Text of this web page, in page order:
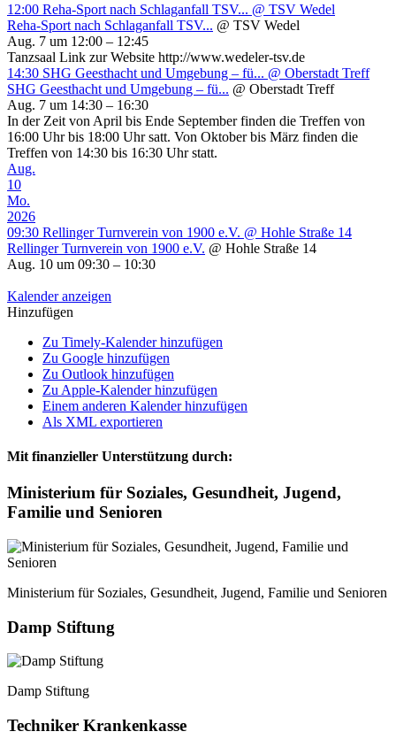
12:00 Reha-Sport nach Schlaganfall TSV... @ TSV Wedel
Reha-Sport nach Schlaganfall TSV... @ TSV Wedel
Aug. 7 um 12:00 – 12:45
Tanzsaal Link zur Website http://www.wedeler-tsv.de
14:30 SHG Geesthacht und Umgebung – fü... @ Oberstadt Treff
SHG Geesthacht und Umgebung – fü... @ Oberstadt Treff
Aug. 7 um 14:30 – 16:30
In der Zeit von April bis Ende September finden die Treffen von
16:00 Uhr bis 18:00 Uhr satt. Von Oktober bis März finden die
Treffen von 14:30 bis 16:30 Uhr statt.
Aug.
10
Mo.
2026
09:30 Rellinger Turnverein von 1900 e.V. @ Hohle Straße 14
Rellinger Turnverein von 1900 e.V. @ Hohle Straße 14
Aug. 10 um 09:30 – 10:30
Kalender anzeigen
Hinzufügen
Zu Timely-Kalender hinzufügen
Zu Google hinzufügen
Zu Outlook hinzufügen
Zu Apple-Kalender hinzufügen
Einem anderen Kalender hinzufügen
Als XML exportieren
Mit finanzieller Unterstützung durch:
Ministerium für Soziales, Gesundheit, Jugend,
Familie und Senioren
Ministerium für Soziales, Gesundheit, Jugend, Familie und Senioren
Damp Stiftung
Damp Stiftung
Techniker Krankenkasse